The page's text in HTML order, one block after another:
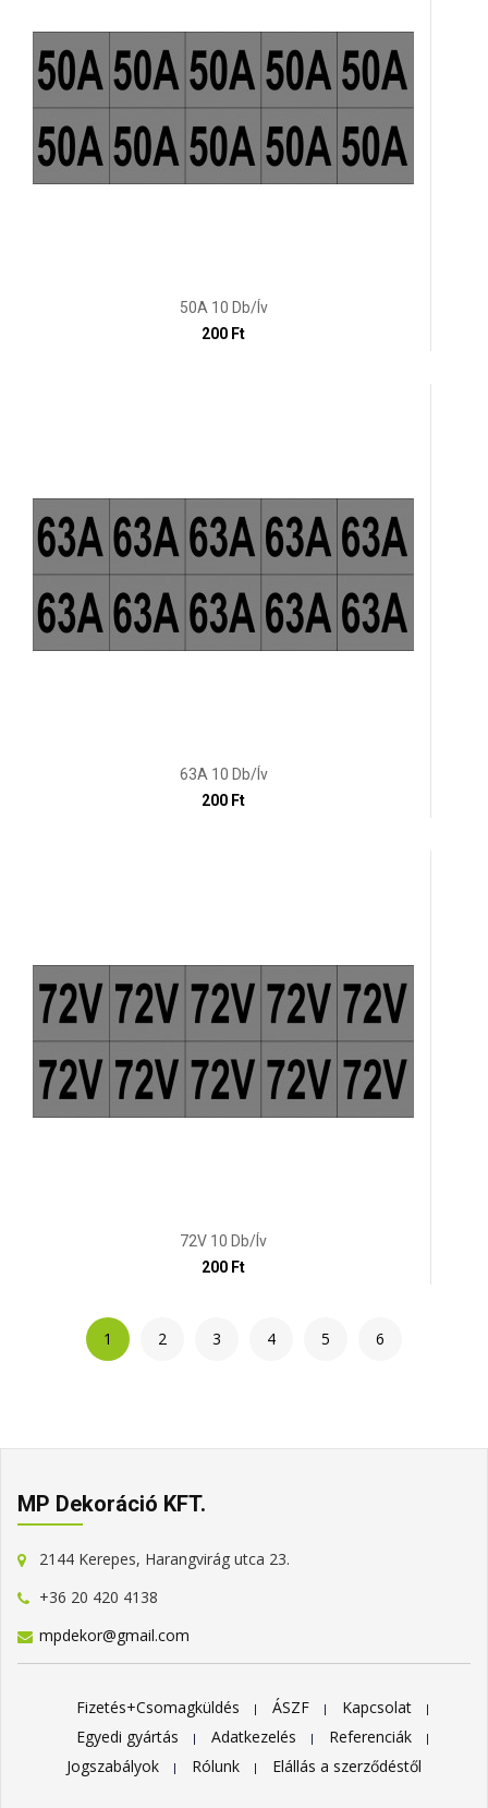
50A 10 Db/ív
200 Ft
63A 10 Db/ív
200 Ft
72V 10 Db/ív
200 Ft
1 2 3 4 5 6
MP Dekoráció KFT.
2144 Kerepes, Harangvirág utca 23.
+36 20 420 4138
mpdekor@gmail.com
Fizetés+Csomagküldés ÁSZF
Kapcsolat
Egyedi gyártás
Adatkezelés
Referenciák
Jogszabályok
Rólunk Elállás a szerződéstől